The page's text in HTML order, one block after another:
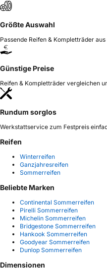
Größte Auswahl
Passende Reifen & Kompletträder
Günstige Preise
Reifen & Kompletträder vergleichen
Rundum sorglos
Werkstattservice zum Festpreis
Reifen
Winterreifen
Ganzjahresreifen
Sommerreifen
Beliebte Marken
Continental Sommerreifen
Pirelli Sommerreifen
Michelin Sommerreifen
Bridgestone Sommerreifen
Hankook Sommerreifen
Goodyear Sommerreifen
Dunlop Sommerreifen
Dimensionen